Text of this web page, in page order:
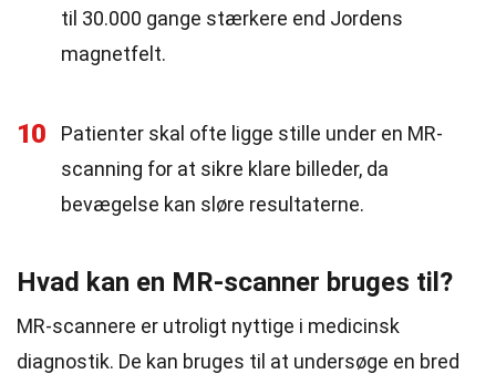
til 30.000 gange stærkere end Jordens
magnetfelt.
10
Patienter skal ofte ligge stille under en MR-
scanning for at sikre klare billeder, da
bevægelse kan sløre resultaterne.
Hvad kan en MR-scanner bruges til?
MR-scannere er utroligt nyttige i medicinsk
diagnostik. De kan bruges til at undersøge en bred